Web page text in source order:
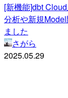
[新機能]dbt
分析や新規
ました
さがら
2025.05.29